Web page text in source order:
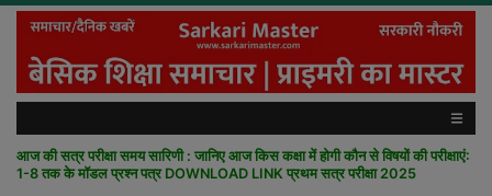
आज की सत्र परीक्षा समय सारिणी : जानिए आज किस कक्षा में होगी कौन से विषयों की परीक्षाएं:
1-8 तक के मॉडल प्रश्न पत्र DOWNLOAD LINK प्रथम सत्र परीक्षा 2025